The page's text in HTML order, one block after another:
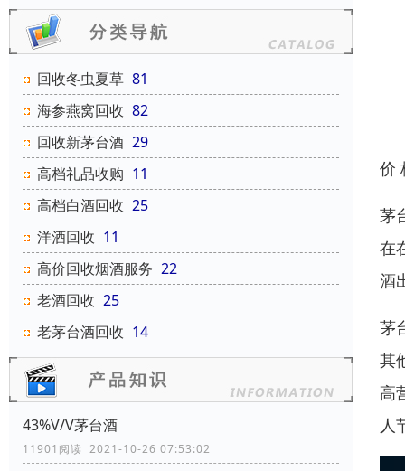
回收冬虫夏草 81
海参燕窝回收 82
回收新茅台酒 29
高档礼品收购 11
高档白酒回收 25
洋酒回收 11
高价回收烟酒服务 22
老酒回收 25
老茅台酒回收 14
43%V/V茅台酒
11901阅读 2021-10-26 07:53:02
价
茅
在
酒
茅
其
高
人